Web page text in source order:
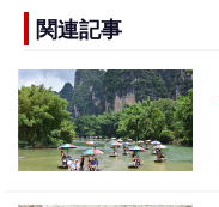
b
o
o
k
関連記事